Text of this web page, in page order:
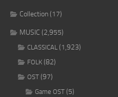
Collection(17)
MUSIC (2,955)
CLASSICAL (1,923)
FOLK (82)
OST (97)
Game OST (5)